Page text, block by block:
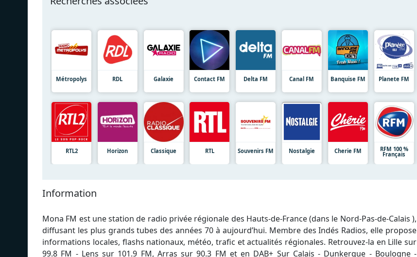
Métropolys RDL Galaxie Contact FM Delta FM Canal FM Banquise FM Planete FM
RTL2 Horizon Classique RTL Souvenirs FM Nostalgie Cherie FM RFM 100 %
Français
Information
Mona FM est une station de radio privée régionale des Hauts-de-France (dans le Nord-Pas-de-Calais ),
diffusant les plus grands tubes des années 70 à aujourd’hui. Membre des Indés Radios, elle propose
informations locales, flashs nationaux, météo, trafic et actualités régionales. Retrouvez-la en Lille sur
99.8 FM - Lens sur 101.9 FM, Arras sur 90.3 FM et en DAB+ Sur Calais - Dunkerque - Boulogne -